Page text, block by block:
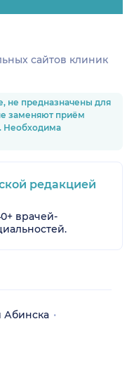
сайтов клиник
не предназначены для
заменяют приём
Необходима
редакцией
врачей-
Абинска